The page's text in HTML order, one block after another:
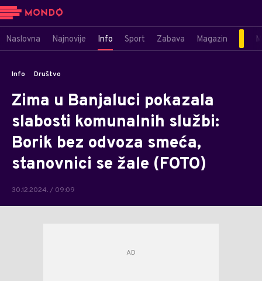
Naslovna Najnovije Info Sport Zabava Magazin
Info Društvo
Zima u Banjaluci pokazala
slabosti komunalnih službi:
Borik bez odvoza smeća,
stanovnici se žale (FOTO)
30.12.2024. / 09:09